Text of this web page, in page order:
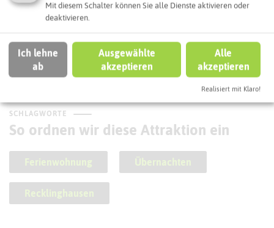
Rundwanderweg Recklinghausen
SCHLAGWORTE
So ordnen wir diese Attraktion ein
Ferienwohnung Übernachten
Recklinghausen
Mit diesem Schalter können Sie alle Dienste aktivieren oder
deaktivieren.
Ich lehne
ab
Ausgewählte
akzeptieren
Alle
akzeptieren
Realisiert mit Klaro!